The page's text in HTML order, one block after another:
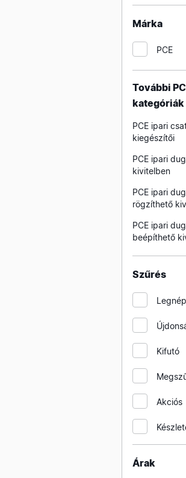
PCE ipari
beépíthető
ABB ipari
Márka
PCE
További
kategóriák
PCE ipari
kiegészítői
PCE ipari
kivitelben
PCE ipari
rögzíthető
PCE ipari
beépíthető
Szűrés
Kifutó
Akciós
Árak